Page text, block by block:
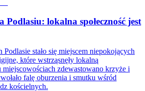
lokalna społeczność jest
stało się miejscem niepokojących
które wstrząsnęły lokalną
miejscowościach zdewastowano krzyże i
falę oburzenia i smutku wśród
kościelnych.